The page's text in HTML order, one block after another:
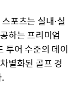
포츠는 실내·실
하는 프리미엄
투어 수준의 데이
별화된 골프 경